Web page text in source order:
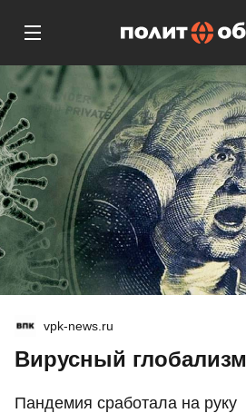
vpk-news.ru
Вирусный глобализм
Пандемия сработала на руку